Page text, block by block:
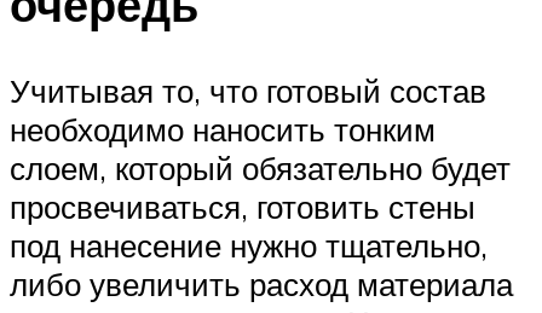
Учитывая то, что готовый состав
необходимо наносить тонким
слоем, который обязательно будет
просвечиваться, готовить стены
под нанесение нужно тщательно,
либо увеличить расход материала